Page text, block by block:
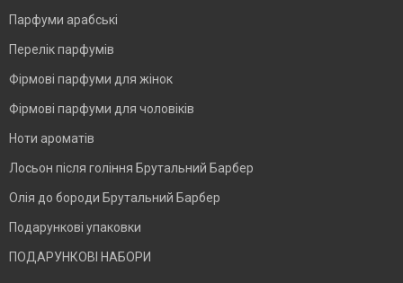
Парфуми арабські
Перелік парфумів
Фірмові парфуми для жінок
Фірмові парфуми для чоловіків
Ноти ароматів
Лосьон після гоління Брутальний Барбер
Олія до бороди Брутальний Барбер
Подарункові упаковки
ПОДАРУНКОВІ НАБОРИ